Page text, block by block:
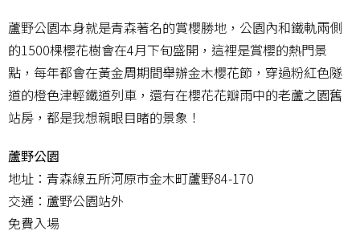
蘆野公園本身就是青森著名的賞櫻勝地，公園內和鐵軌兩側
的1500棵櫻花樹會在4月下旬盛開，這裡是賞櫻的熱門景
點，每年都會在黃金周期間舉辦金木櫻花節，穿過粉紅色隧
道的橙色津輕鐵道列車，還有在櫻花花瓣雨中的老蘆之園舊
站房，都是我想親眼目睹的景象！
蘆野公園
地址：青森線五所河原市金木町蘆野84-170
交通：蘆野公園站外
免費入場